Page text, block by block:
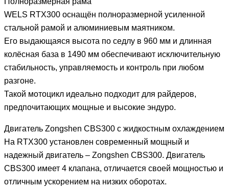
WELS RTX300 оснащён полноразмерной усиленной
стальной рамой и алюминиевым маятником.
Его выдающаяся высота по седлу в 960 мм и длинная
колёсная база в 1490 мм обеспечивают исключительную
стабильность, управляемость и контроль при любом
разгоне.
Такой мотоцикл идеально подходит для райдеров,
предпочитающих мощные и высокие эндуро.
Двигатель Zongshen CBS300 с жидкостным охлаждением
На RTX300 установлен современный мощный и
надежный двигатель – Zongshen CBS300. Двигатель
CBS300 имеет 4 клапана, отличается своей мощностью и
отличным ускорением на низких оборотах.